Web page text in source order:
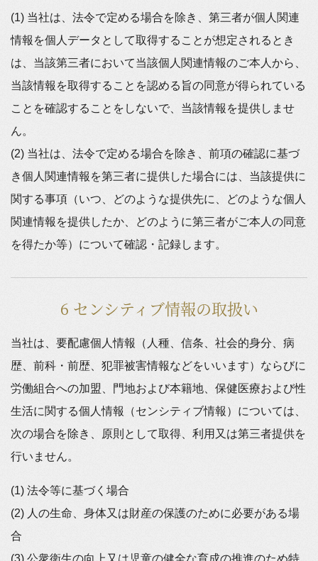
(1) 当社は、法令で定める場合を除き、第三者が個人関連
情報を個人データとして取得することが想定されるとき
は、当該第三者において当該個人関連情報のご本人から、
当該情報を取得することを認める旨の同意が得られている
ことを確認することをしないで、当該情報を提供しませ
ん。
(2) 当社は、法令で定める場合を除き、前項の確認に基づ
き個人関連情報を第三者に提供した場合には、当該提供に
関する事項（いつ、どのような提供先に、どのような個人
関連情報を提供したか、どのように第三者がご本人の同意
を得たか等）について確認・記録します。
6 センシティブ情報の取扱い
当社は、要配慮個人情報（人種、信条、社会的身分、病
歴、前科・前歴、犯罪被害情報などをいいます）ならびに
労働組合への加盟、門地および本籍地、保健医療および性
生活に関する個人情報（センシティブ情報）については、
次の場合を除き、原則として取得、利用又は第三者提供を
行いません。
(1) 法令等に基づく場合
(2) 人の生命、身体又は財産の保護のために必要がある場
合
(3) 公衆衛生の向上又は児童の健全な育成の推進のため特